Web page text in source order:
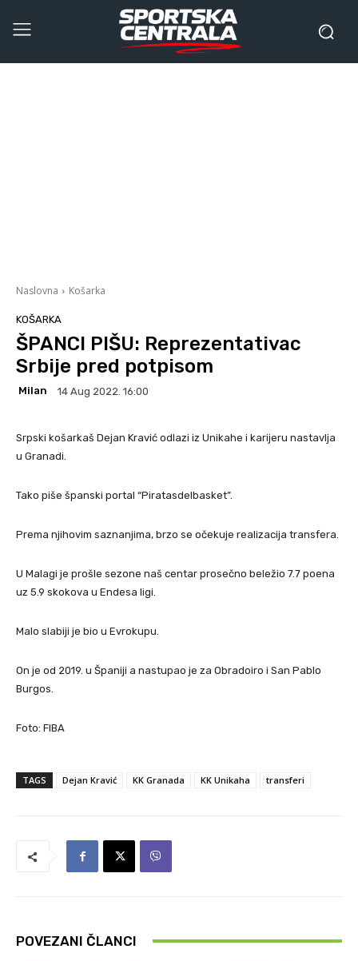
Naslovna Košarka
KOŠARKA
ŠPANCI PIŠU: Reprezentativac
Srbije pred potpisom
Milan 14 Aug 2022. 16:00
Srpski košarkaš Dejan Kravić odlazi iz Unikahe i karijeru nastavlja
u Granadi.
Tako piše španski portal “Piratasdelbasket”.
Prema njihovim saznanjima, brzo se očekuje realizacija transfera.
U Malagi je prošle sezone naš centar prosečno beležio 7.7 poena
uz 5.9 skokova u Endesa ligi.
Malo slabiji je bio u Evrokupu.
On je od 2019. u Španiji a nastupao je za Obradoiro i San Pablo
Burgos.
Foto: FIBA
TAGS Dejan Kravić KK Granada KK Unikaha transferi
POVEZANI ČLANCI